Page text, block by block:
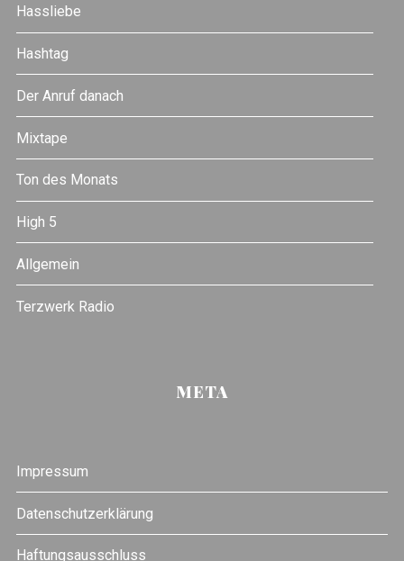
Hassliebe
Hashtag
Der Anruf danach
Mixtape
Ton des Monats
High 5
Allgemein
Terzwerk Radio
META
Impressum
Datenschutzerklärung
Haftungsausschluss